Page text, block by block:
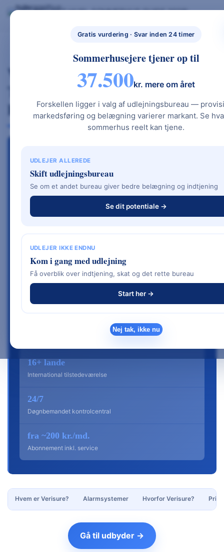
Gratis vurdering · Svar inden 24 timer
Sommerhusejere tjener op til
37.500kr. mere om året
Forskellen ligger i valg af udlejningsbureau —
markedsføring og belægning varierer markant. Se
sommerhus reelt kan tjene.
UDLEJER ALLEREDE
Skift udlejningsbureau
Se om et andet bureau giver bedre belægning og indtjening
Se dit potentiale →
UDLEJER IKKE ENDNU
Kom i gang med udlejning
Få overblik over indtjening, skat og det rette bureau
Start her →
Nej tak, ikke nu
Nybyggethus.
BYG NYT HUS & UDLEJ DIT SOMMERHUS – GUIDES, PRISER OG BEREGNERE".BYG NYT HUS SOMMERHUS GUIDE 2026
Verisure Anmeldelse– Professionel
Tyverialarm Og Sikkerhed Til Dit
Hjem
BOLIG & HAVE · ALARM-ANMELDELSE 2026
Verisure anmeldelse –
alarm, pris og erfaringer
kameraovervågning og smart home. Her er
produkter, priser, fordele og ulemper — så
du kan vurdere, om Verisure er det rette
16+ lande
International tilstedeværelse
24/7
Døgnbemandet kontrolcentral
fra ~200 kr./md.
Abonnement inkl. service
Hvem er Verisure? Alarmsystemer Hvorfor Verisure? Pris
Gå til udbyder →